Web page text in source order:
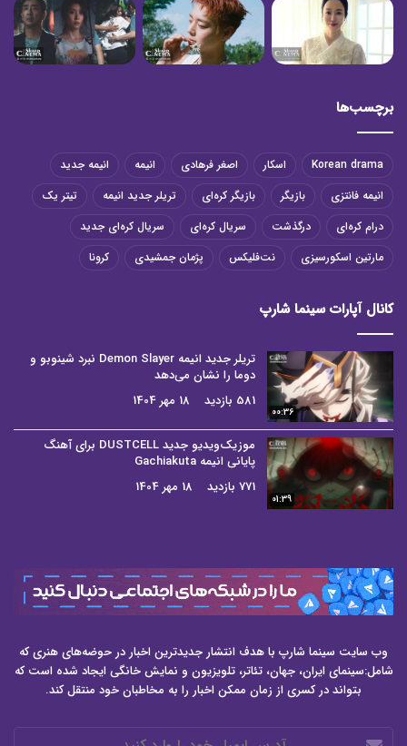
برچسب‌ها
Korean drama اسکار اصغر فرهادی انیمه
انیمه جدید
انیمه فانتزی
بازیگر بازیگر کره‌ای تریلر جدید انیمه
تیتر یک
درام کره‌ای
درگذشت سریال کره‌ای
سریال کره‌ای جدید
مارتین اسکورسیزی
نت‌فلیکس پژمان جمشیدی کرونا
کانال آپارات سینما شارپ
00:36
تریلر جدید انیمه Demon Slayer نبرد شینوبو و
دوما را نشان می‌دهد
581 بازدید
18 مهر 1404
01:39
موزیک‌ویدیو جدید DUSTCELL برای آهنگ
پایانی انیمه Gachiakuta
771 بازدید
18 مهر 1404
وب سایت سینما شارپ با هدف انتشار جدیدترین اخبار در حوضه‌های هنری که
شامل:سینمای ایران، جهان، تئاتر، تلویزیون و نمایش خانگی ایجاد شده است که
بتواند در کسری از زمان ممکن اخبار را به مخاطبان خود منتقل کند.
آدرس